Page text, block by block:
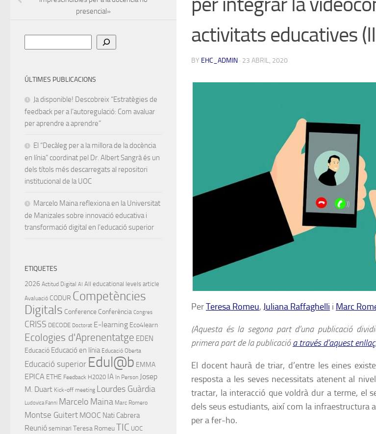
activitats educatives
BY EHC_ADMIN · 23 ABRIL, 2020
PerTeresa Romeu, Juliana Raffaghelli i Marc
(Aquesta és la segona part d’una publicació
primera part de la publicacióa través d’aquest enllaç
El docent haurà de triar, d’entre les eines
resposta a les seves necessitats atenent al
tractar, la interacció que voldrà dur a terme, el
dels seus estudiants, així com la infraestructura
per a fer-ho.
presencial»
ÚLTIMES PUBLICACIONS
Ja disponible! Descobreix “Estratègies de
feedback per a l’autoregulació: Com avaluar
per aprendre a aprendre”
El “Decàleg per a la millora de la docència
en línia” coordinat pel Dr. Albert Sangrà és un
dels títols més descarregats al repositori
institucional de la UOC
Marcelo Maina reflexiona en la Universitat
de Manizales sobre innovació educativa i
transformació digital en l’educació superior
ETIQUETES
2026 Actitud Digital AI All educational levels article
Avaluació CODUR Competències
Digitals Conference Conferència Congres
CRISS DECODE Doctorat E-learning Eco4learn
Ecologies d'Aprenentatge EDEN
Educació Educació en línia Educació Oberta
Educació superior Edul@b EMMA
EPICA ETHE Feedback H2020 IA In Person Josep
M. Duart Kick-off meeting Lourdes Guàrdia
Ludovica Fanni Marcelo Maina Marc Romero
Montse Guitert MOOC Nati Cabrera
Reunió seminari Teresa RomeuTIC UOC